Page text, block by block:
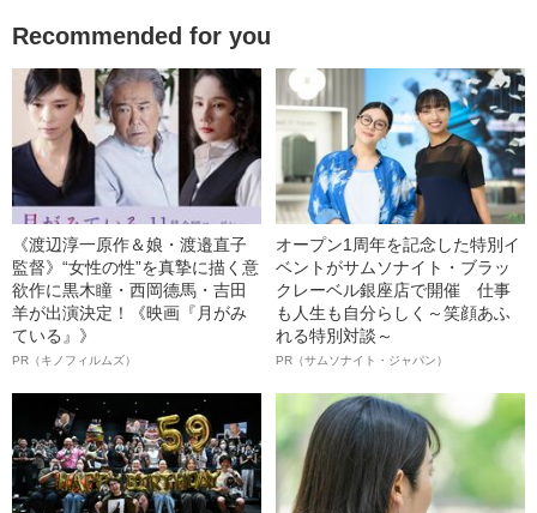
Recommended for you
《渡辺淳一原作＆娘・渡邉直子
監督》“女性の性”を真摯に描く意
欲作に黒木瞳・西岡德馬・吉田
羊が出演決定！《映画『月がみ
ている』》
PR（キノフィルムズ）
オープン1周年を記念した特別イ
ベントがサムソナイト・ブラッ
クレーベル銀座店で開催 仕事
も人生も自分らしく～笑顔あふ
れる特別対談～
PR（サムソナイト・ジャパン）